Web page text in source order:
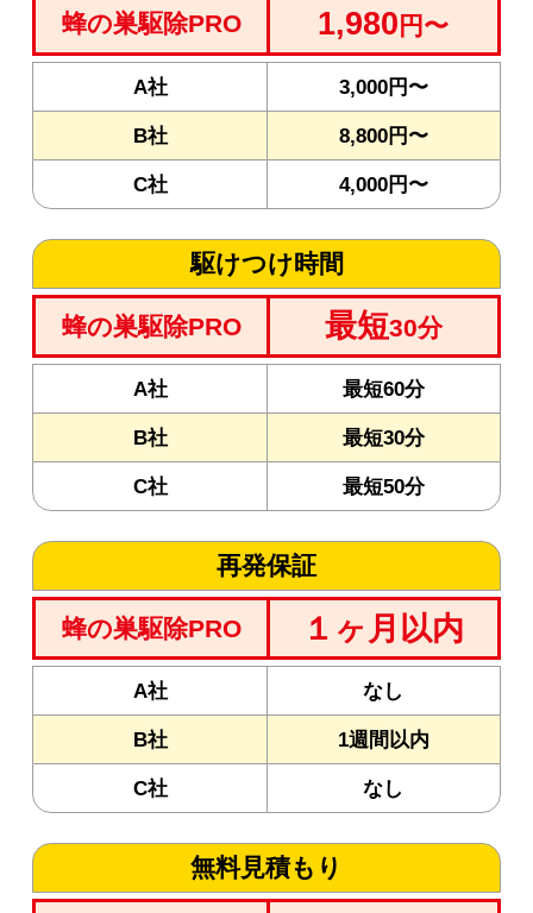
蜂の巣駆除PRO 1,980 円〜
A社 3,000円〜
B社 8,800円〜
C社 4,000円〜
駆けつけ時間
蜂の巣駆除PRO 最短30分
A社 最短60分
B社 最短30分
C社 最短50分
再発保証
蜂の巣駆除PRO １ヶ月以内
A社 なし
B社 1週間以内
C社 なし
無料見積もり